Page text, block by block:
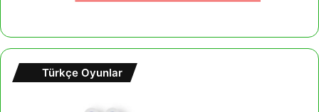
Türkçe Oyunlar